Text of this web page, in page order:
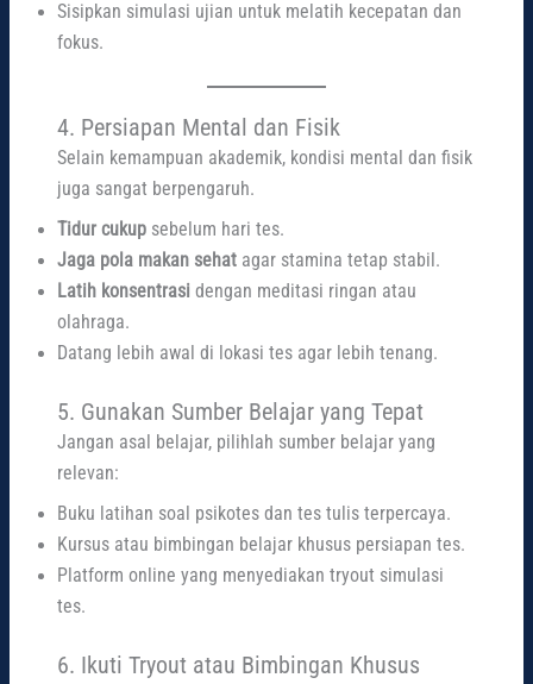
Sisipkan simulasi ujian untuk melatih kecepatan dan
fokus.
4. Persiapan Mental dan Fisik
Selain kemampuan akademik, kondisi mental dan fisik
juga sangat berpengaruh.
Tidur cukup sebelum hari tes.
Jaga pola makan sehat agar stamina tetap stabil.
Latih konsentrasi dengan meditasi ringan atau
olahraga.
Datang lebih awal di lokasi tes agar lebih tenang.
5. Gunakan Sumber Belajar yang Tepat
Jangan asal belajar, pilihlah sumber belajar yang
relevan:
Buku latihan soal psikotes dan tes tulis terpercaya.
Kursus atau bimbingan belajar khusus persiapan tes.
Platform online yang menyediakan tryout simulasi
tes.
6. Ikuti Tryout atau Bimbingan Khusus